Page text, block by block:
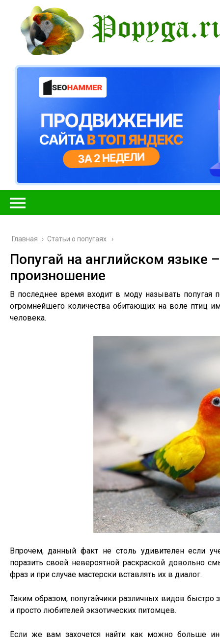
Главная › Cтатьи о попугаях
Попугай на английском языке
произношение
В последнее время входит в моду называть попугая
огромнейшего количества обитающих на воле птиц
человека.
Впрочем, данный факт не столь удивителен если
поразить своей невероятной раскраской довольно
фраз и при случае мастерски вставлять их в диалог.
Таким образом, попугайчики различных видов
и просто любителей экзотических питомцев.
Если же вам захочется найти как можно больше